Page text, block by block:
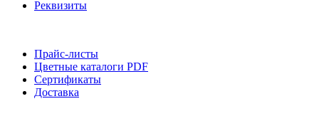
Реквизиты
Прайс-листы
Цветные каталоги PDF
Сертификаты
Доставка